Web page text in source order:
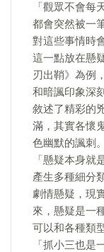
「觀眾不會
都會突然被一
對這些事情時
這一點放在懸
刃出鞘》為例
和暗諷印象深
敘述了精彩的
滿，其實各懷
色幽默的諷刺。
「懸疑本身就
產生多種細分
劇情懸疑，現
來，懸疑是一
可以和各種類
「抓小三也是